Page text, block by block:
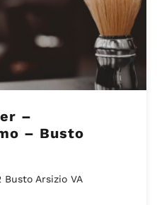
–
– Busto
Busto Arsizio VA